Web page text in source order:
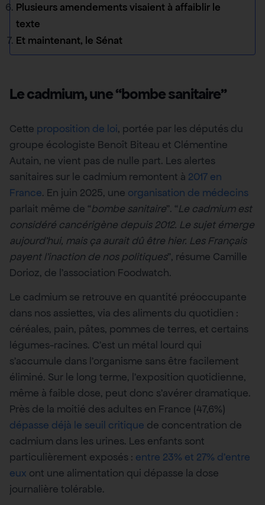
Plusieurs amendements visaient à affaiblir le
texte
Et maintenant, le Sénat
Le cadmium, une “bombe sanitaire”
Cette proposition de loi, portée par les députés du
groupe écologiste Benoît Biteau et Clémentine
Autain, ne vient pas de nulle part. Les alertes
sanitaires sur le cadmium remontent à 2017 en
France. En juin 2025, une organisation de médecins
parlait même de “bombe sanitaire”. “Le cadmium est
considéré cancérigène depuis 2012. Le sujet émerge
aujourd’hui, mais ça aurait dû être hier. Les Français
payent l’inaction de nos politiques”, résume Camille
Dorioz, de l’association Foodwatch.
Le cadmium se retrouve en quantité préoccupante
dans nos assiettes, via des aliments du quotidien :
céréales, pain, pâtes, pommes de terres, et certains
légumes-racines. C’est un métal lourd qui
s’accumule dans l’organisme sans être facilement
éliminé. Sur le long terme, l’exposition quotidienne,
même à faible dose, peut donc s’avérer dramatique.
Près de la moitié des adultes en France (47,6%)
dépasse déjà le seuil critique de concentration de
cadmium dans les urines. Les enfants sont
particulièrement exposés : entre 23% et 27% d’entre
eux ont une alimentation qui dépasse la dose
journalière tolérable.